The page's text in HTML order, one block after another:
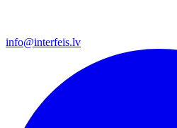
info@interfeis.lv